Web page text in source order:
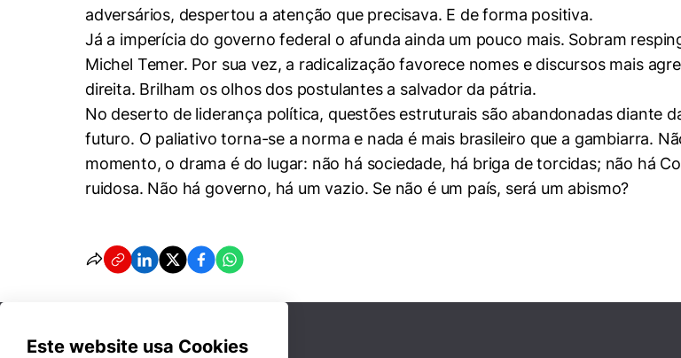
adversários, despertou a atenção que precisava. E de forma positiva.
Já a imperícia do governo federal o afunda ainda um pouco mais. Sobram
Michel Temer. Por sua vez, a radicalização favorece nomes e discursos mais
direita. Brilham os olhos dos postulantes a salvador da pátria.
No deserto de liderança política, questões estruturais são abandonadas diante
futuro. O paliativo torna-se a norma e nada é mais brasileiro que a gambiarra.
momento, o drama é do lugar: não há sociedade, há briga de torcidas; não há
ruidosa. Não há governo, há um vazio. Se não é um país, será um abismo?
Este website usa Cookies